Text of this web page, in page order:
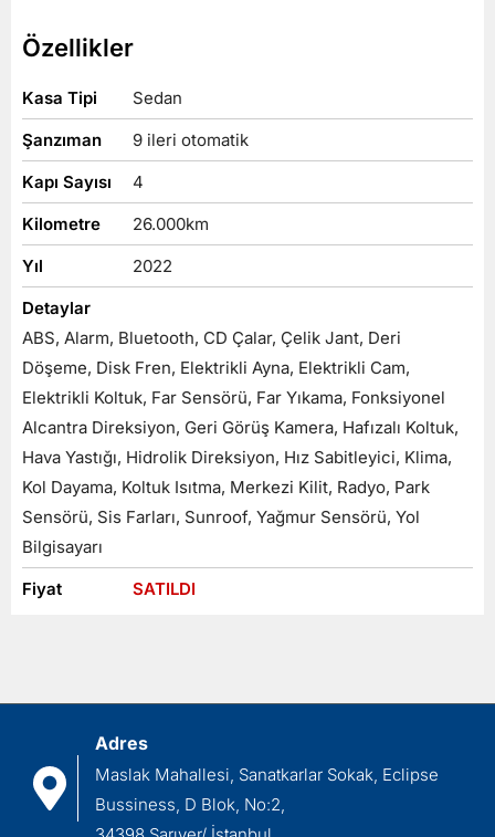
Özellikler
Kasa Tipi
Sedan
Şanzıman
9 ileri otomatik
Kapı Sayısı
4
Kilometre
26.000km
Yıl
2022
Detaylar
ABS, Alarm, Bluetooth, CD Çalar, Çelik Jant, Deri
Döşeme, Disk Fren, Elektrikli Ayna, Elektrikli Cam,
Elektrikli Koltuk, Far Sensörü, Far Yıkama, Fonksiyonel
Alcantra Direksiyon, Geri Görüş Kamera, Hafızalı Koltuk,
Hava Yastığı, Hidrolik Direksiyon, Hız Sabitleyici, Klima,
Kol Dayama, Koltuk Isıtma, Merkezi Kilit, Radyo, Park
Sensörü, Sis Farları, Sunroof, Yağmur Sensörü, Yol
Bilgisayarı
Fiyat
SATILDI
Adres
Maslak Mahallesi, Sanatkarlar Sokak, Eclipse
Bussiness, D Blok, No:2,